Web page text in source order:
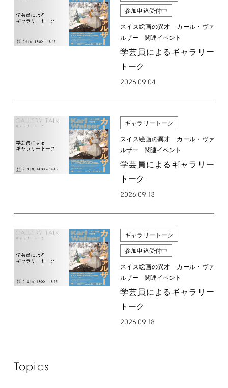
参加申込受付中
スイス絵画の異才 カール・ヴァ
ルザー 関連イベント
学芸員によるギャラリー
トーク
2026.09.04
ギャラリートーク
スイス絵画の異才 カール・ヴァ
ルザー 関連イベント
学芸員によるギャラリー
トーク
2026.09.13
ギャラリートーク
参加申込受付中
スイス絵画の異才 カール・ヴァ
ルザー 関連イベント
学芸員によるギャラリー
トーク
2026.09.18
Topics